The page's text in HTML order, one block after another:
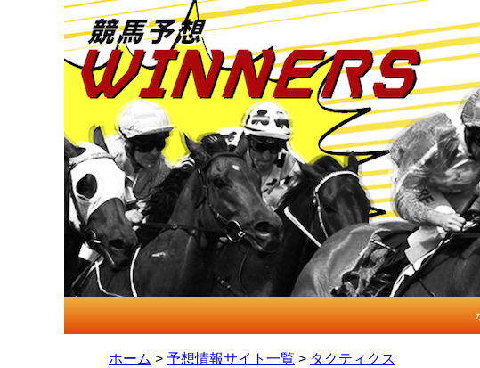
ホーム > 予想情報サイト一覧 > タクティクス